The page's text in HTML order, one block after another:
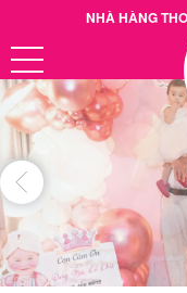
NHÀ HÀNG
Hotline: